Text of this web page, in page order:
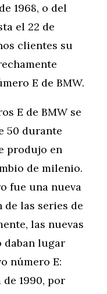
1968, o del
el 22 de
clientes su
E de BMW.
E de BMW se
50 durante
produjo en
de milenio.
fue una nueva
las series de
las nuevas
daban lugar
número E:
1990, por